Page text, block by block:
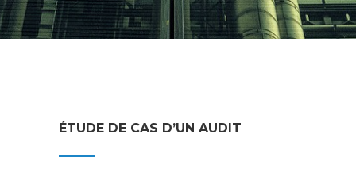
ÉTUDE DE CAS D’UN AUDIT